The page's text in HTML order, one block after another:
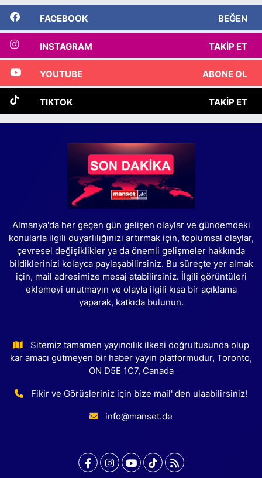
FACEBOOK BEĞEN
INSTAGRAM TAKIP ET
YOUTUBE ABONE OL
TIKTOK TAKIP ET
Almanya'da her geçen gün gelişen olaylar ve gündemdeki
konularla ilgili duyarlılığınızı artırmak için, toplumsal olaylar,
çevresel değişiklikler ya da önemli gelişmeler hakkında
bildiklerinizi kolayca paylaşabilirsiniz. Bu süreçte yer almak
için, mail adresimize mesaj atabilirsiniz. İlgili görüntüleri
eklemeyi unutmayın ve olayla ilgili kısa bir açıklama
yaparak, katkıda bulunun.
Sitemiz tamamen yayıncılık ilkesi doğrultusunda olup
kar amacı gütmeyen bir haber yayın platformudur, Toronto,
ON D5E 1C7, Canada
Fikir ve Görüşleriniz için bize mail' den ulaabilirsiniz!
info@manset.de